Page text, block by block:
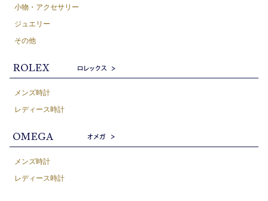
小物・アクセサリー
ジュエリー
その他
メンズ時計
レディース時計
メンズ時計
レディース時計